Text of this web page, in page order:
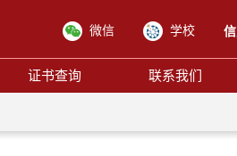
微信 学校 信
证书查询 联系我们